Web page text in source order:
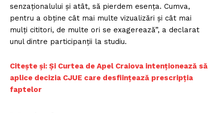
senzaționalului și atât, să pierdem esența. Cumva,
pentru a obține cât mai multe vizualizări și cât mai
mulți cititori, de multe ori se exagerează”, a declarat
unul dintre participanții la studiu.
Citește și: Și Curtea de Apel Craiova intenționează să
aplice decizia CJUE care desființează prescripția
faptelor